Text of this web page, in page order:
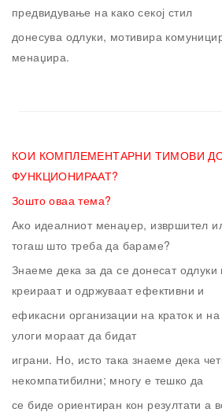
предвидување на како секој стил
донесува одлуки, мотивира
менаџира.
КОИ КОМПЛЕМЕНТАРНИ ТИМОВИ
ФУНКЦИОНИРААТ?
Зошто оваа тема?
Ако идеалниот менаџер, извршител
тогаш што треба да бараме?
Знаеме дека за да се донесат
креираат и одржуваат ефективни и
ефикасни организации на краток и на
улоги мораат да бидат
играни. Но, исто така знаеме дека
некомпатибилни; многу е тешко да
се биде ориентиран кон резултати а